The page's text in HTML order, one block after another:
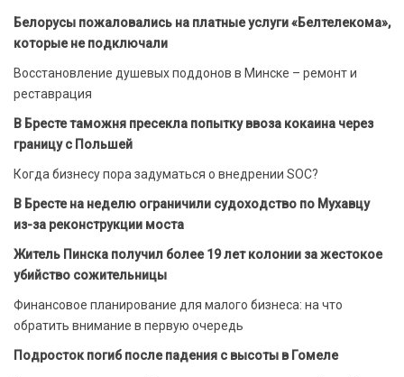
Белорусы пожаловались на платные услуги «Белтелекома»,
которые не подключали
Восстановление душевых поддонов в Минске – ремонт и
реставрация
В Бресте таможня пресекла попытку ввоза кокаина через
границу с Польшей
Когда бизнесу пора задуматься о внедрении SOC?
В Бресте на неделю ограничили судоходство по Мухавцу
из-за реконструкции моста
Житель Пинска получил более 19 лет колонии за жестокое
убийство сожительницы
Финансовое планирование для малого бизнеса: на что
обратить внимание в первую очередь
Подросток погиб после падения с высоты в Гомеле